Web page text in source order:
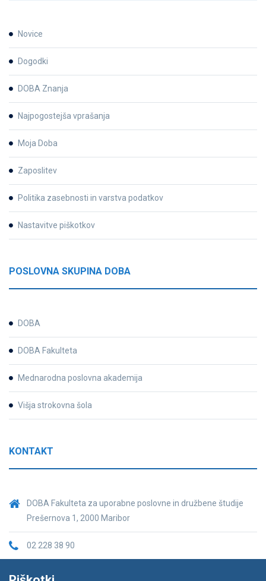
Novice
Dogodki
DOBA Znanja
Najpogostejša vprašanja
Moja Doba
Zaposlitev
Politika zasebnosti in varstva podatkov
Nastavitve piškotkov
POSLOVNA SKUPINA DOBA
DOBA
DOBA Fakulteta
Mednarodna poslovna akademija
Višja strokovna šola
KONTAKT
DOBA Fakulteta za uporabne poslovne in družbene študije
Prešernova 1, 2000 Maribor
02 228 38 90
fakulteta@doba.si